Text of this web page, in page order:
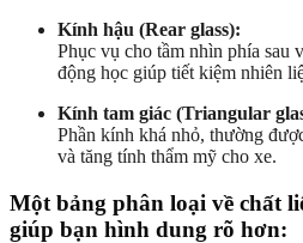
Kính hậu (Rear glass):
Phục vụ cho tầm nhìn phía sau
động học giúp tiết kiệm nhiên
Kính tam giác (Triangular
Phần kính khá nhỏ, thường
và tăng tính thẩm mỹ cho xe.
Một bảng phân loại về chất
giúp bạn hình dung rõ hơn: